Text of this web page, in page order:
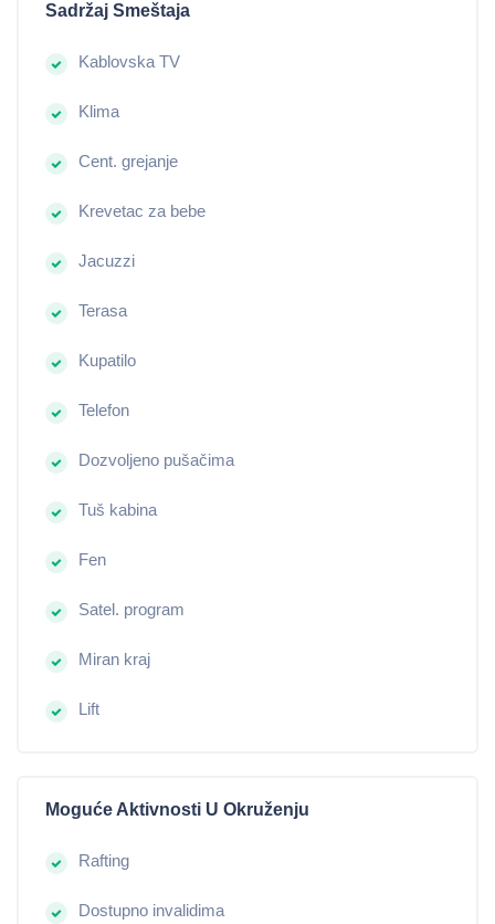
Sadržaj Smeštaja
Kablovska TV
Klima
Cent. grejanje
Krevetac za bebe
Jacuzzi
Terasa
Kupatilo
Telefon
Dozvoljeno pušačima
Tuš kabina
Fen
Satel. program
Miran kraj
Lift
Moguće Aktivnosti U Okruženju
Rafting
Dostupno invalidima